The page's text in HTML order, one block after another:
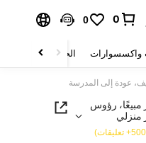
0
0
واكسسوارات الحقائب والأمتعة
مبيعًا، رؤوس
منزلي